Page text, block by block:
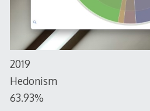
2019
Hedonism
63.93%